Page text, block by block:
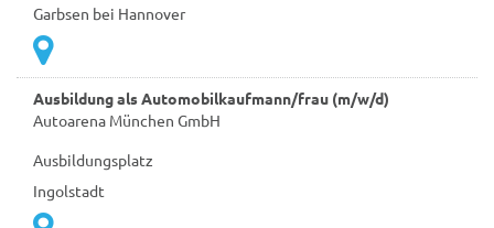
Garbsen bei Hannover
Ausbildung als Automobilkaufmann/frau (m/w/d)
Autoarena München GmbH
Ausbildungsplatz
Ingolstadt